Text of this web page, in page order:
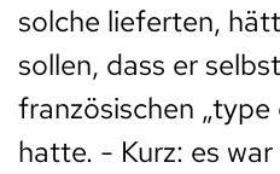
solche lieferten,
sollen, dass er
französischen
hatte. - Kurz: es